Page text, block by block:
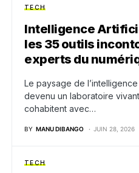
TECH
Intelligence
les 35 outils
experts du
Le paysage de
devenu un laboratoire
cohabitent avec…
BY MANU DIBANGO JUIN 28, 2026
TECH